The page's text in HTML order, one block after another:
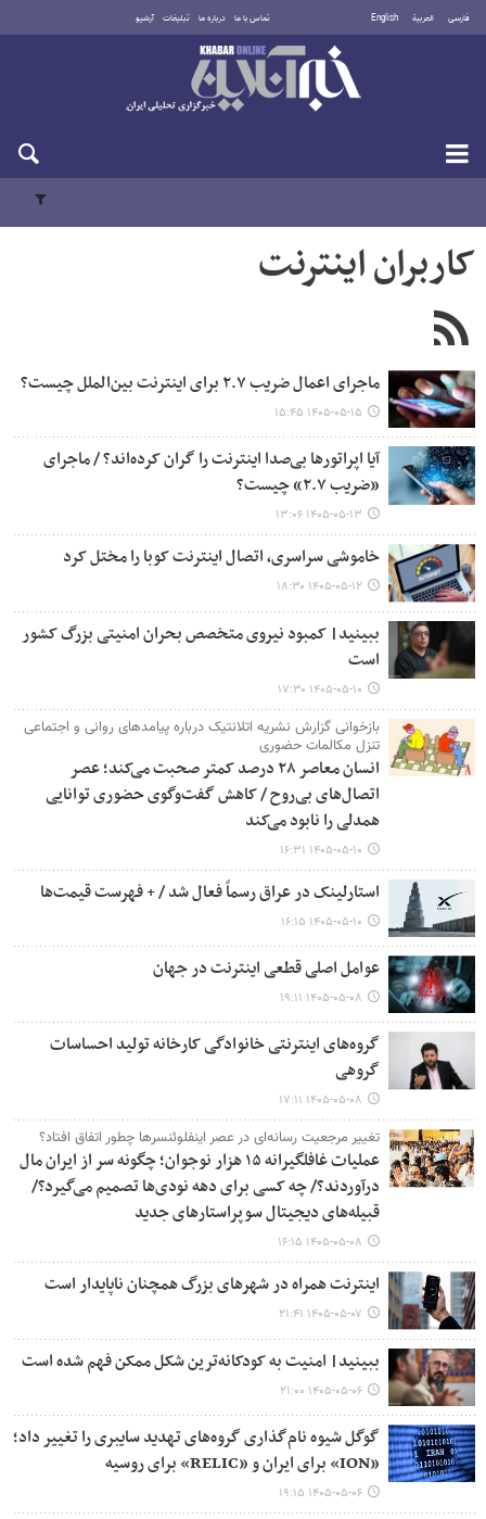
فارسی العربية English تماس با ما درباره ما تبلیغات آرشیو
پنجشنبه ۱۵ مرداد ۱۴۰۵
کاربران اینترنت
ماجرای اعمال ضریب ۲.۷ برای اینترنت بین‌الملل چیست؟
۱۴۰۵-۰۵-۱۵ ۱۵:۴۵
آیا اپراتورها بی‌صدا اینترنت را گران کرده‌اند؟ / ماجرای
«ضریب ۲.۷» چیست؟
۱۴۰۵-۰۵-۱۳ ۱۳:۰۶
خاموشی سراسری، اتصال اینترنت کوبا را مختل کرد
۱۴۰۵-۰۵-۱۲ ۱۸:۳۰
ببینید| کمبود نیروی متخصص بحران امنیتی بزرگ کشور
است
۱۴۰۵-۰۵-۱۰ ۱۷:۳۰
بازخوانی گزارش نشریه اتلانتیک درباره پیامدهای روانی و اجتماعی
تنزل مکالمات حضوری
انسان معاصر ۲۸ درصد کمتر صحبت می‌کند؛ عصر
اتصال‌های بی‌روح / کاهش گفت‌وگوی حضوری توانایی
همدلی را نابود می‌کند
۱۴۰۵-۰۵-۱۰ ۱۶:۳۱
استارلینک در عراق رسماً فعال شد / + فهرست قیمت‌ها
۱۴۰۵-۰۵-۱۰ ۱۶:۱۵
عوامل اصلی قطعی اینترنت در جهان
۱۴۰۵-۰۵-۰۸ ۱۹:۱۱
گروه‌های اینترنتی خانوادگی کارخانه تولید احساسات
گروهی
۱۴۰۵-۰۵-۰۸ ۱۷:۱۱
تغییر مرجعیت رسانه‌ای در عصر اینفلوئنسرها چطور اتفاق افتاد؟
عملیات غافلگیرانه ۱۵ هزار نوجوان؛ چگونه سر از ایران مال
درآوردند؟/ چه کسی برای دهه نودی‌ها تصمیم می‌گیرد؟/
قبیله‌های دیجیتال سوپراستارهای جدید
۱۴۰۵-۰۵-۰۸ ۱۶:۱۵
اینترنت همراه در شهرهای بزرگ همچنان ناپایدار است
۱۴۰۵-۰۵-۰۷ ۲۱:۴۱
ببینید| امنیت به کودکانه‌ترین شکل ممکن فهم شده است
۱۴۰۵-۰۵-۰۶ ۲۱:۰۰
گوگل شیوه نام‌گذاری گروه‌های تهدید سایبری را تغییر داد؛
«ION» برای ایران و «RELIC» برای روسیه
۱۴۰۵-۰۵-۰۶ ۱۹:۱۵